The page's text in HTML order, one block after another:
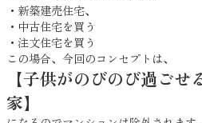
・新築建売住宅、
・中古住宅を買う
・注文住宅を買う
この場合、今回のコンセプトは、
【子供がのびのび過ごせ
家】